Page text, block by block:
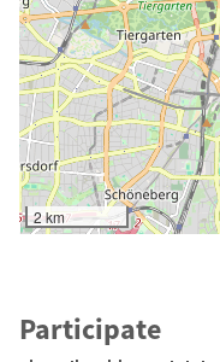
2 km
Participate